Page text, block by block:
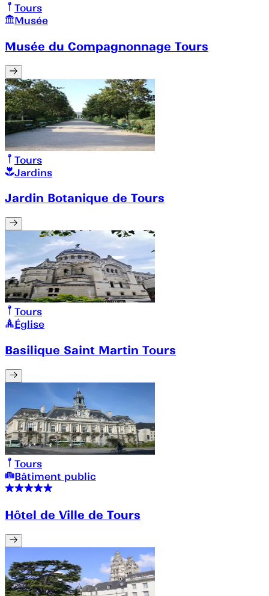
Tours
Musée
Musée du Compagnonnage Tours
Tours
Jardins
Jardin Botanique de Tours
Tours
Église
Basilique Saint Martin Tours
Tours
Bâtiment public
Hôtel de Ville de Tours